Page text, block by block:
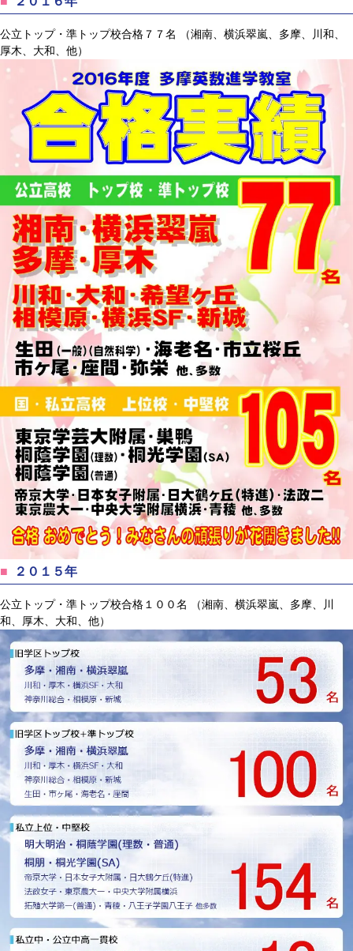
公立トップ・準トップ校合格７７名 （湘南、横浜翠嵐、多摩、川和、
厚木、大和、他）
２０１５年
公立トップ・準トップ校合格１００名 （湘南、横浜翠嵐、多摩、川
和、厚木、大和、他）